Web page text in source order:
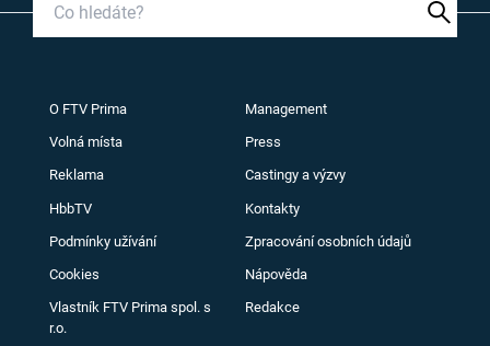
O FTV Prima Management
Volná místa Press
Reklama Castingy a výzvy
HbbTV Kontakty
Podmínky užívání Zpracování osobních údajů
Cookies Nápověda
Vlastník FTV Prima spol. s
r.o.
Redakce